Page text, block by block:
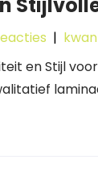
|
en Stijl